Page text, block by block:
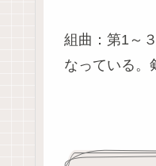
組曲：第1～
なっている